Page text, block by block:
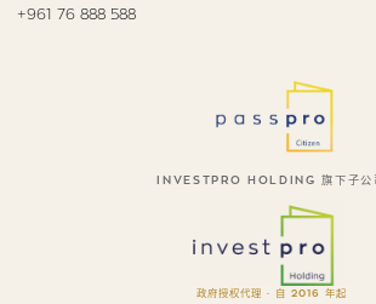
+961 76 888 588
INVESTPRO HOLDING 旗下子公
政府授权代理 · 自 2016 年起